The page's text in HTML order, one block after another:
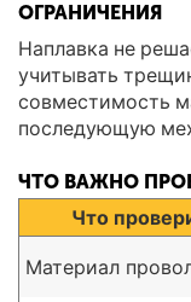
ОГРАНИЧЕНИЯ
Наплавка не
учитывать
совместимость
последующую
ЧТО ВАЖНО
Что
Материал